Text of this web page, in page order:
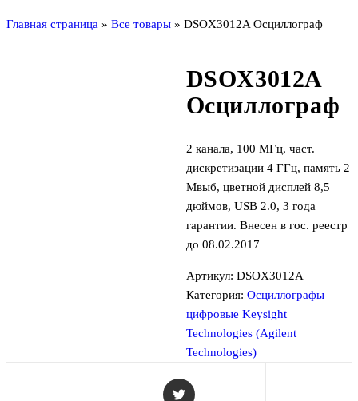
Главная страница » Все товары » DSOX3012A Осциллограф
DSOX3012A
Осциллограф
2 канала, 100 МГц, част.
дискретизации 4 ГГц, память 2
Мвыб, цветной дисплей 8,5
дюймов, USB 2.0, 3 года
гарантии. Внесен в гос. реестр
до 08.02.2017
Артикул: DSOX3012A
Категория: Осциллографы
цифровые Keysight
Technologies (Agilent
Technologies)